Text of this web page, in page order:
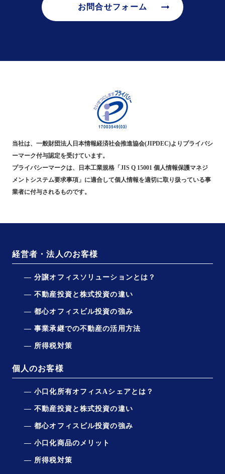
お問合せフォーム arrow_right_alt
当社は、一般財団法人日本情報経済社会推進協会(JIPDEC)よりプライバシ
ーマーク付与認定を受けています。
プライバシーマークは、日本工業規格「JIS Q 15001 個人情報保護マネジ
メントシステム要求事項」に適合して個人情報を適切に取り扱っている事
業者に付与されるものです。
経営者・法人のお客様
分譲オフィスソリューションとは？
不動産投資と株式投資の違い
都心オフィスビル投資の強み
事業承継での不動産の活用方法
所得税対策
個人のお客様
小口化所有オフィスAシェアとは？
不動産投資と株式投資の違い
都心オフィスビル投資の強み
小口化商品のメリット
所得税対策